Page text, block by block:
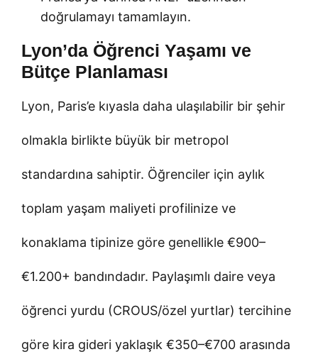
doğrulamayı tamamlayın.
Lyon’da Öğrenci Yaşamı ve
Bütçe Planlaması
Lyon, Paris’e kıyasla daha ulaşılabilir bir şehir
olmakla birlikte büyük bir metropol
standardına sahiptir. Öğrenciler için aylık
toplam yaşam maliyeti profilinize ve
konaklama tipinize göre genellikle €900–
€1.200+ bandındadır. Paylaşımlı daire veya
öğrenci yurdu (CROUS/özel yurtlar) tercihine
göre kira gideri yaklaşık €350–€700 arasında